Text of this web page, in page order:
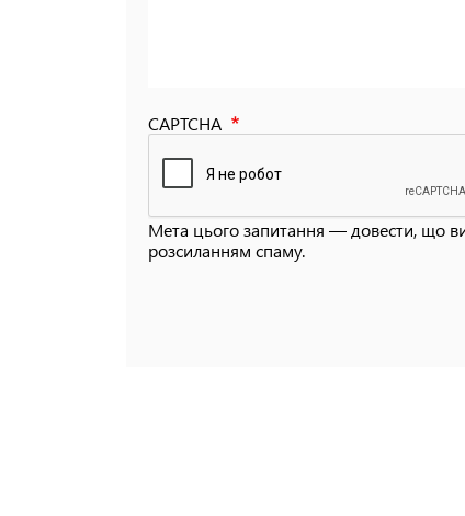
CAPTCHA
Мета цього запитання — довести, що
розсиланням спаму.